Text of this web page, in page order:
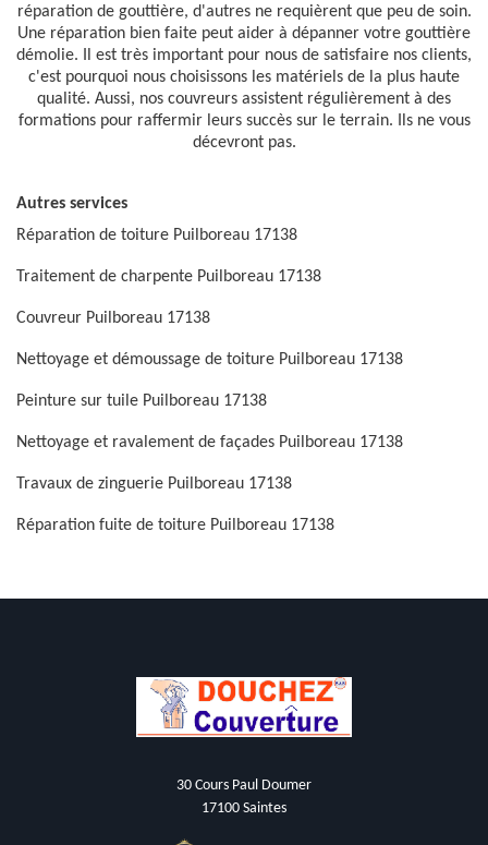
réparation de gouttière, d'autres ne requièrent que peu de soin.
Une réparation bien faite peut aider à dépanner votre gouttière
démolie. Il est très important pour nous de satisfaire nos clients,
c'est pourquoi nous choisissons les matériels de la plus haute
qualité. Aussi, nos couvreurs assistent régulièrement à des
formations pour raffermir leurs succès sur le terrain. Ils ne vous
décevront pas.
Autres services
Réparation de toiture Puilboreau 17138
Traitement de charpente Puilboreau 17138
Couvreur Puilboreau 17138
Nettoyage et démoussage de toiture Puilboreau 17138
Peinture sur tuile Puilboreau 17138
Nettoyage et ravalement de façades Puilboreau 17138
Travaux de zinguerie Puilboreau 17138
Réparation fuite de toiture Puilboreau 17138
30 Cours Paul Doumer
17100 Saintes